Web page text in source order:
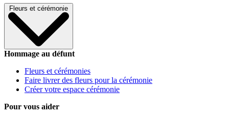
Fleurs et cérémonie
Hommage au défunt
Fleurs et cérémonies
Faire livrer des fleurs pour la cérémonie
Créer votre espace cérémonie
Pour vous aider